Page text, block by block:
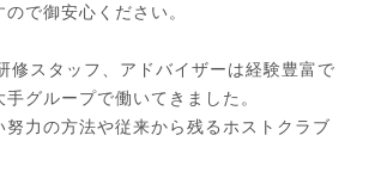
で御安心ください。
修スタッフ、アドバイザーは経験豊富で
グループで働いてきました。
努力の方法や従来から残るホストクラブ